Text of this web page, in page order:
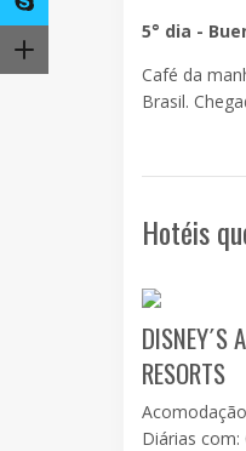
5° dia -
Café da
Brasil.
Hotéis
DISNEY´S
RESORTS
Diárias com: